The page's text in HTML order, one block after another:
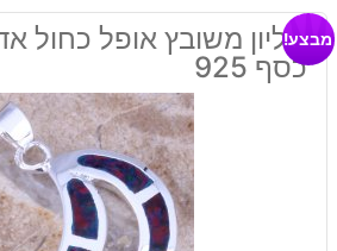
תליון משובץ אופל כחול
כסף 925
מבצע!